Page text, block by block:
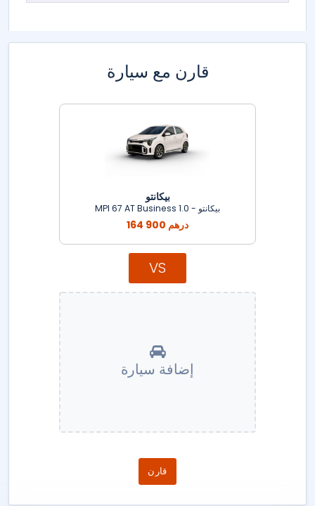
قارن مع سيارة
بيكانتو
بيكانتو - 1.0 MPI 67 AT Business
164 900 درهم
VS
إضافة سيارة
قارن